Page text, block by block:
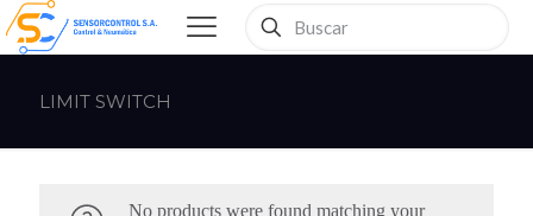
LIMIT SWITCH
No products were found matching your